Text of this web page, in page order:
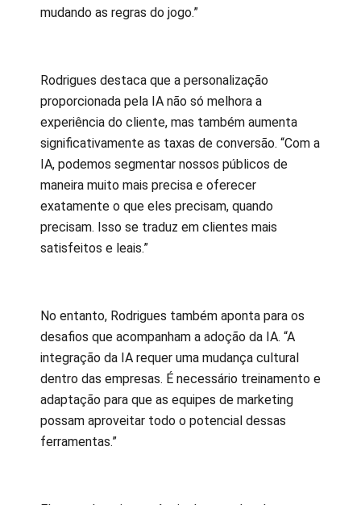
mudando as regras do jogo.”
Rodrigues destaca que a personalização
proporcionada pela IA não só melhora a
experiência do cliente, mas também aumenta
significativamente as taxas de conversão. “Com a
IA, podemos segmentar nossos públicos de
maneira muito mais precisa e oferecer
exatamente o que eles precisam, quando
precisam. Isso se traduz em clientes mais
satisfeitos e leais.”
No entanto, Rodrigues também aponta para os
desafios que acompanham a adoção da IA. “A
integração da IA requer uma mudança cultural
dentro das empresas. É necessário treinamento e
adaptação para que as equipes de marketing
possam aproveitar todo o potencial dessas
ferramentas.”